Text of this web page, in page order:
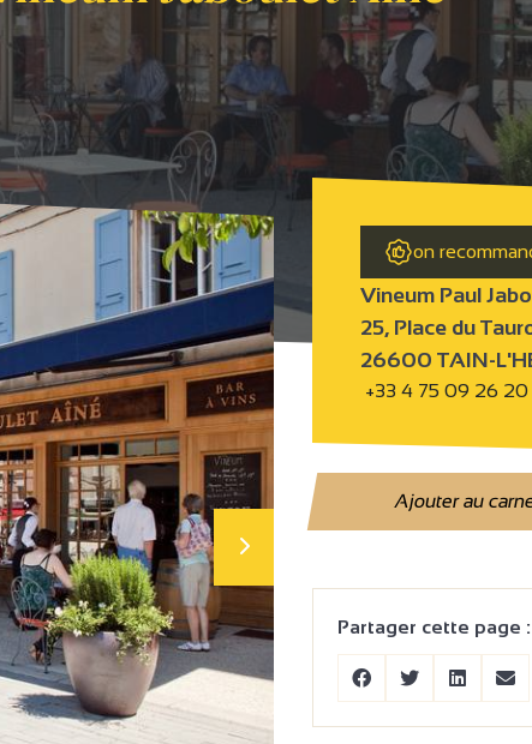
on
Vineum Paul
25, Place du
26600 TAIN-
+33 4 75 09 26 20
Ajouter au
Partager cette page :